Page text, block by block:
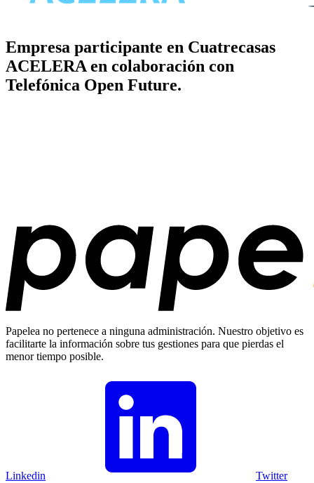
Empresa participante en Cuatrecasas
ACELERA en colaboración con
Telefónica Open Future.
Papelea no pertenece a ninguna administración. Nuestro objetivo es
facilitarte la información sobre tus gestiones para que pierdas el
menor tiempo posible.
Linkedin Twitter